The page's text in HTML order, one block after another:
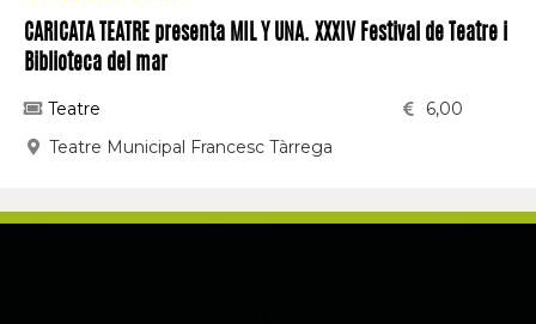
CARICATA TEATRE presenta MIL Y UNA. XXXIV Festival de Teatre i
Biblioteca del mar
Teatre
6,00
Teatre Municipal Francesc Tàrrega